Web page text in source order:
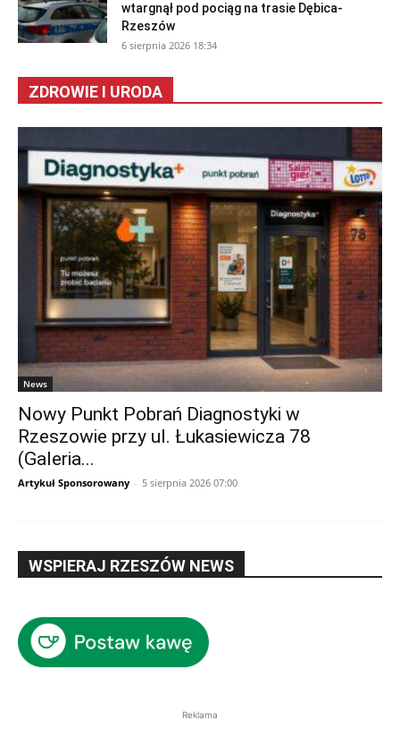
wtargnął pod pociąg na trasie Dębica-
Rzeszów
6 sierpnia 2026 18:34
ZDROWIE I URODA
News
Nowy Punkt Pobrań Diagnostyki w
Rzeszowie przy ul. Łukasiewicza 78
(Galeria...
Artykuł Sponsorowany - 5 sierpnia 2026 07:00
WSPIERAJ RZESZÓW NEWS
Reklama